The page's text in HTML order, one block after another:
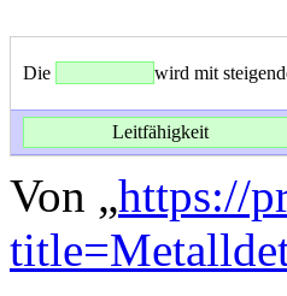
Die wird mit
Leitfähigkeit
Von „https://